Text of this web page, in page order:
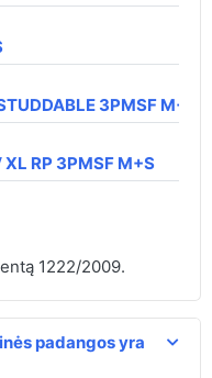
3PMSF M+S
XL RP 3PMSF M+S
1222/2009.
padangos yra